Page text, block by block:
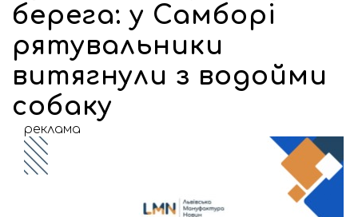
берега: у Самборі
рятувальники
витягнули з водойми
собаку
реклама